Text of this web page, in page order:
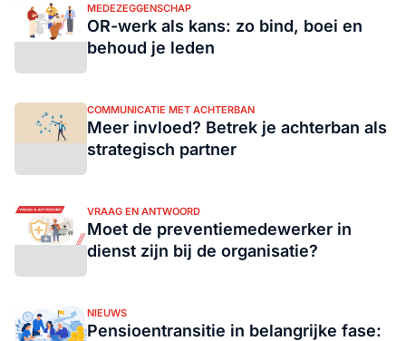
MEDEZEGGENSCHAP
OR-werk als kans: zo bind, boei en
behoud je leden
COMMUNICATIE MET ACHTERBAN
Meer invloed? Betrek je achterban als
strategisch partner
VRAAG EN ANTWOORD
Moet de preventiemedewerker in
dienst zijn bij de organisatie?
NIEUWS
Pensioentransitie in belangrijke fase: